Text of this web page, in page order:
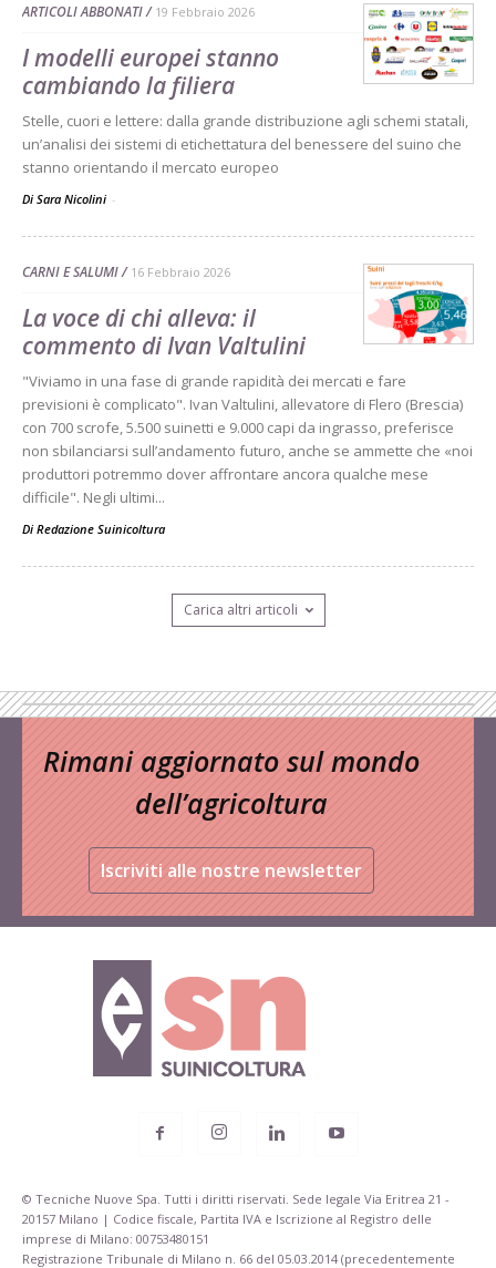
ARTICOLI ABBONATI 19 Febbraio 2026
I modelli europei stanno
cambiando la filiera
Stelle, cuori e lettere: dalla grande distribuzione agli schemi statali,
un’analisi dei sistemi di etichettatura del benessere del suino che
stanno orientando il mercato europeo
Di Sara Nicolini -
CARNI E SALUMI 16 Febbraio 2026
La voce di chi alleva: il
commento di Ivan Valtulini
"Viviamo in una fase di grande rapidità dei mercati e fare
previsioni è complicato". Ivan Valtulini, allevatore di Flero (Brescia)
con 700 scrofe, 5.500 suinetti e 9.000 capi da ingrasso, preferisce
non sbilanciarsi sull’andamento futuro, anche se ammette che «noi
produttori potremmo dover affrontare ancora qualche mese
difficile". Negli ultimi...
Di Redazione Suinicoltura
Carica altri articoli
Rimani aggiornato sul mondo
dell’agricoltura
Iscriviti alle nostre newsletter
© Tecniche Nuove Spa. Tutti i diritti riservati. Sede legale Via Eritrea 21 -
20157 Milano | Codice fiscale, Partita IVA e Iscrizione al Registro delle
imprese di Milano: 00753480151
Registrazione Tribunale di Milano n. 66 del 05.03.2014 (precedentemente